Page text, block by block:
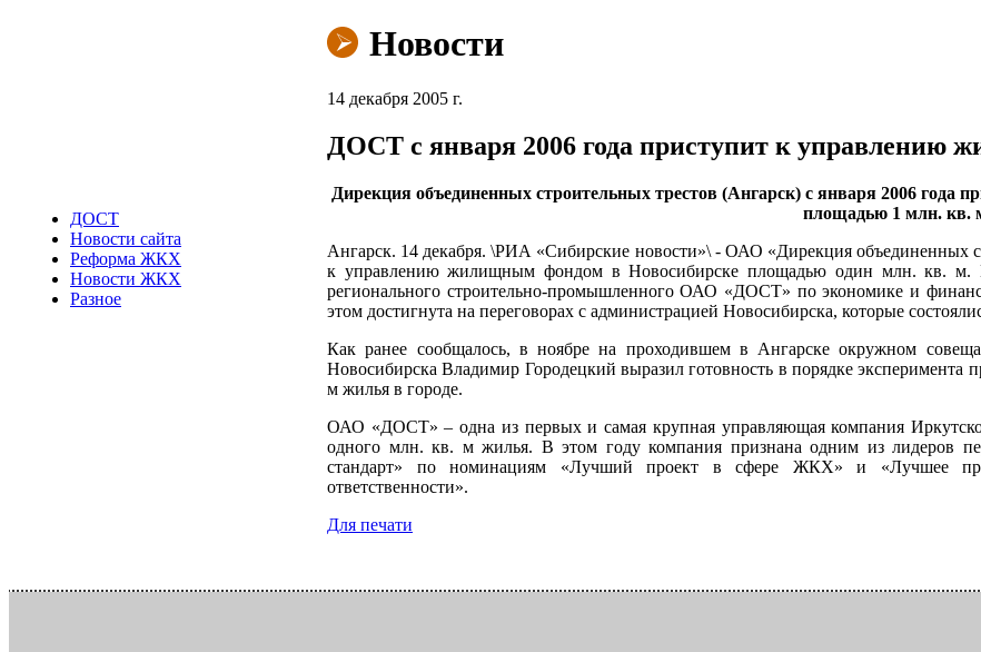
ДОСТ
Новости сайта
Реформа ЖКХ
Новости ЖКХ
Разное
Новости
14 декабря 2005 г.
ДОСТ с января 2006 года приступит к управлению
Дирекция объединенных строительных трестов (Ангарск) с января 2006
площадью 1 млн. кв.
Ангарск. 14 декабря. \РИА «Сибирские новости»\ - ОАО «Дирекция объединенных
к управлению жилищным фондом в Новосибирске площадью один млн. кв. м.
регионального строительно-промышленного ОАО «ДОСТ» по экономике и
этом достигнута на переговорах с администрацией Новосибирска, которые
Как ранее сообщалось, в ноябре на проходившем в Ангарске окружном
Новосибирска Владимир Городецкий выразил готовность в порядке
м жилья в городе.
ОАО «ДОСТ» – одна из первых и самая крупная управляющая компания
одного млн. кв. м жилья. В этом году компания признана одним из лидеров
стандарт» по номинациям «Лучший проект в сфере ЖКХ» и «Лучшее
ответственности».
Для печати